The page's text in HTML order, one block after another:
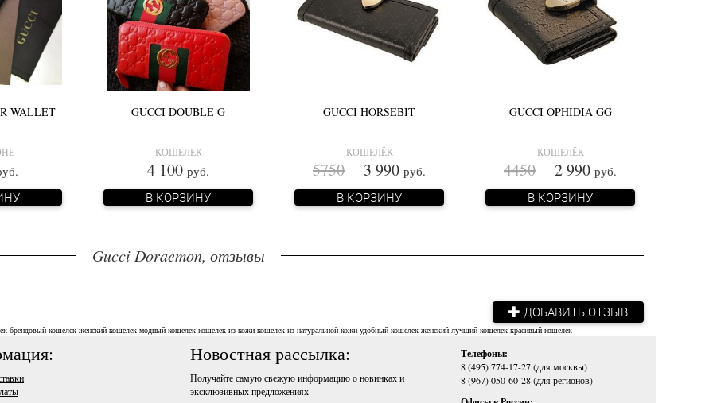
WALLET GUCCI DOUBLE G
КОШЕЛЕК
4 100 руб.
В КОРЗИНУ
GUCCI HORSEBIT
КОШЕЛЁК
5750 3 990 руб.
В КОРЗИНУ
GUCCI OPHIDIA GG
КОШЕЛЁК
4450 2 990 руб.
В КОРЗИНУ
Gucci Doraemon, отзывы
ДОБАВИТЬ ОТЗЫВ
брендовый кошелек женский кошелек модный кошелек кошелек из кожи кошелек из натуральной кожи удобный кошелек женский лучший кошелек красивый кошелек
Новостная рассылка:
Получайте самую свежую информацию о новинках и
эксклюзивных предложениях
Телефоны:
8 (495) 774-17-27 (для москвы)
8 (967) 050-60-28 (для регионов)